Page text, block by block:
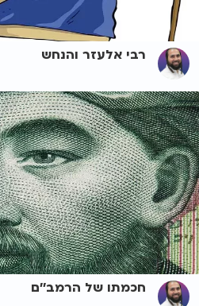
רבי אלעזר והנחש
חכמתו של הרמב''ם